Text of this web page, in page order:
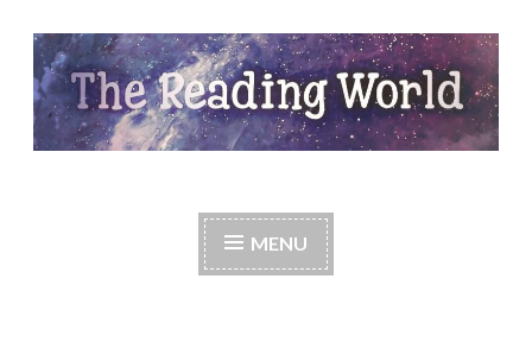
Skip
to
content
The Reading World
MENU